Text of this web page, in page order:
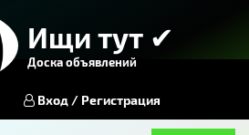
Ищи тут ✔
Доска объявлений
Вход / Регистрация